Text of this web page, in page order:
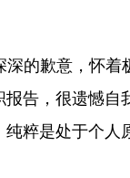
深的歉意，怀着
报告，很遗憾自
粹是处于个人